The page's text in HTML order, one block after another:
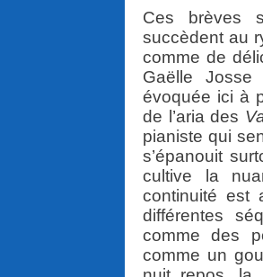
Ces brèves
succèdent au
comme de
Gaëlle Josse
évoquée ici à
de l’aria des
pianiste qui
s’épanouit
cultive la
continuité est
différentes
comme des
comme un